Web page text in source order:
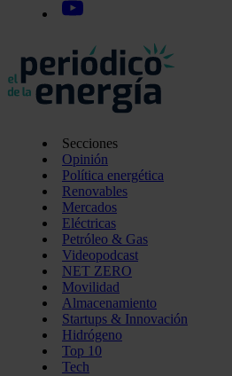
Secciones
Opinión
Política energética
Renovables
Mercados
Eléctricas
Petróleo & Gas
Videopodcast
NET ZERO
Movilidad
Almacenamiento
Startups & Innovación
Hidrógeno
Top 10
Tech